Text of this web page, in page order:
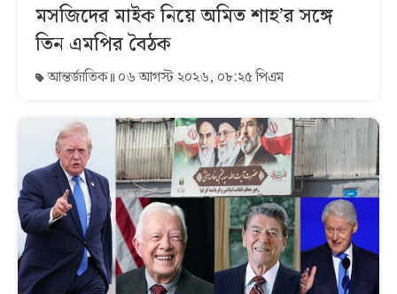
মসজিদের মাইক নিয়ে অমিত শাহ’র সঙ্গে
তিন এমপির বৈঠক
আন্তর্জাতিক ০৬ আগস্ট ২০২৬, ০৮:২৫ পিএম